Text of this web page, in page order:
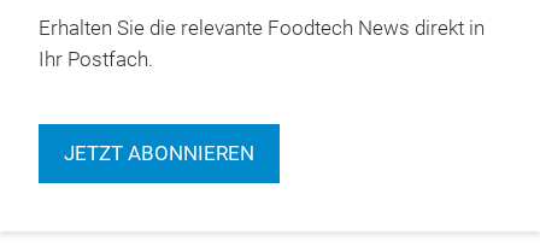
Erhalten Sie die relevante Foodtech News direkt in
Ihr Postfach.
JETZT ABONNIEREN